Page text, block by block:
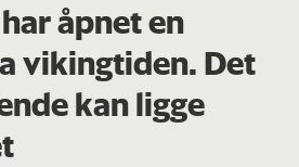
åpnet en
vikingtiden. Det
kan ligge